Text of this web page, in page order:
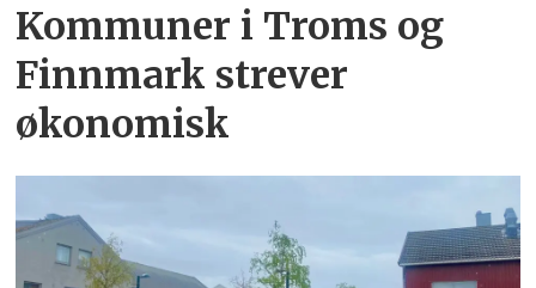
Kommuner i Troms og
Finnmark strever
økonomisk